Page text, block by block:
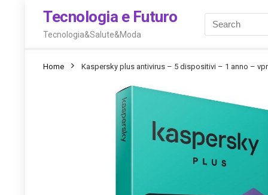
Tecnologia e Futuro
Tecnologia&Salute&Moda
Home Kaspersky plus antivirus – 5 dispositivi – 1 anno –